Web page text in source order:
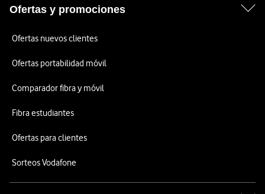
Ofertas y promociones
Ofertas nuevos clientes
Ofertas portabilidad móvil
Comparador fibra y móvil
Fibra estudiantes
Ofertas para clientes
Sorteos Vodafone